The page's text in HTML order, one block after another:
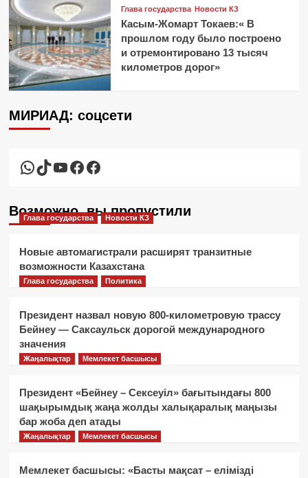
Глава государства Новости КЗ
Касым-Жомарт Токаев:« В
прошлом году было построено
и отремонтировано 13 тысяч
километров дорог»
МИРИАД: соцсети
WhatsApp
TikTok
YouTube
Facebook
Facebook
Возможно, вы пропустили
Глава государства Новости КЗ
Новые автомагистрали расширят транзитные
возможности Казахстана
Глава государства Политика
Президент назвал новую 800-километровую трассу
Бейнеу — Саксаульск дорогой международного
значения
Жаңалықтар Мемлекет басшысы
Президент «Бейнеу – Сексеуіл» бағытындағы 800
шақырымдық жаңа жолды халықаралық маңызы
бар жоба деп атады
Жаңалықтар Мемлекет басшысы
Мемлекет басшысы: «Басты мақсат – елімізді